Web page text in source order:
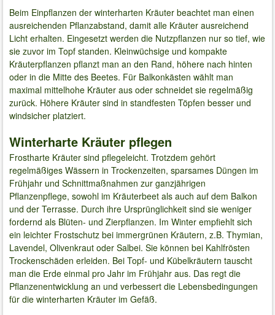
Beim Einpflanzen der winterharten Kräuter beachtet man einen
ausreichenden Pflanzabstand, damit alle Kräuter ausreichend
Licht erhalten. Eingesetzt werden die Nutzpflanzen nur so tief, wie
sie zuvor im Topf standen. Kleinwüchsige und kompakte
Kräuterpflanzen pflanzt man an den Rand, höhere nach hinten
oder in die Mitte des Beetes. Für Balkonkästen wählt man
maximal mittelhohe Kräuter aus oder schneidet sie regelmäßig
zurück. Höhere Kräuter sind in standfesten Töpfen besser und
windsicher platziert.
Winterharte Kräuter pflegen
Frostharte Kräuter sind pflegeleicht. Trotzdem gehört
regelmäßiges Wässern in Trockenzeiten, sparsames Düngen im
Frühjahr und Schnittmaßnahmen zur ganzjährigen
Pflanzenpflege, sowohl im Kräuterbeet als auch auf dem Balkon
und der Terrasse. Durch ihre Ursprünglichkeit sind sie weniger
fordernd als Blüten- und Zierpflanzen. Im Winter empfiehlt sich
ein leichter Frostschutz bei immergrünen Kräutern, z.B. Thymian,
Lavendel, Olivenkraut oder Salbei. Sie können bei Kahlfrösten
Trockenschäden erleiden. Bei Topf- und Kübelkräutern tauscht
man die Erde einmal pro Jahr im Frühjahr aus. Das regt die
Pflanzenentwicklung an und verbessert die Lebensbedingungen
für die winterharten Kräuter im Gefäß.